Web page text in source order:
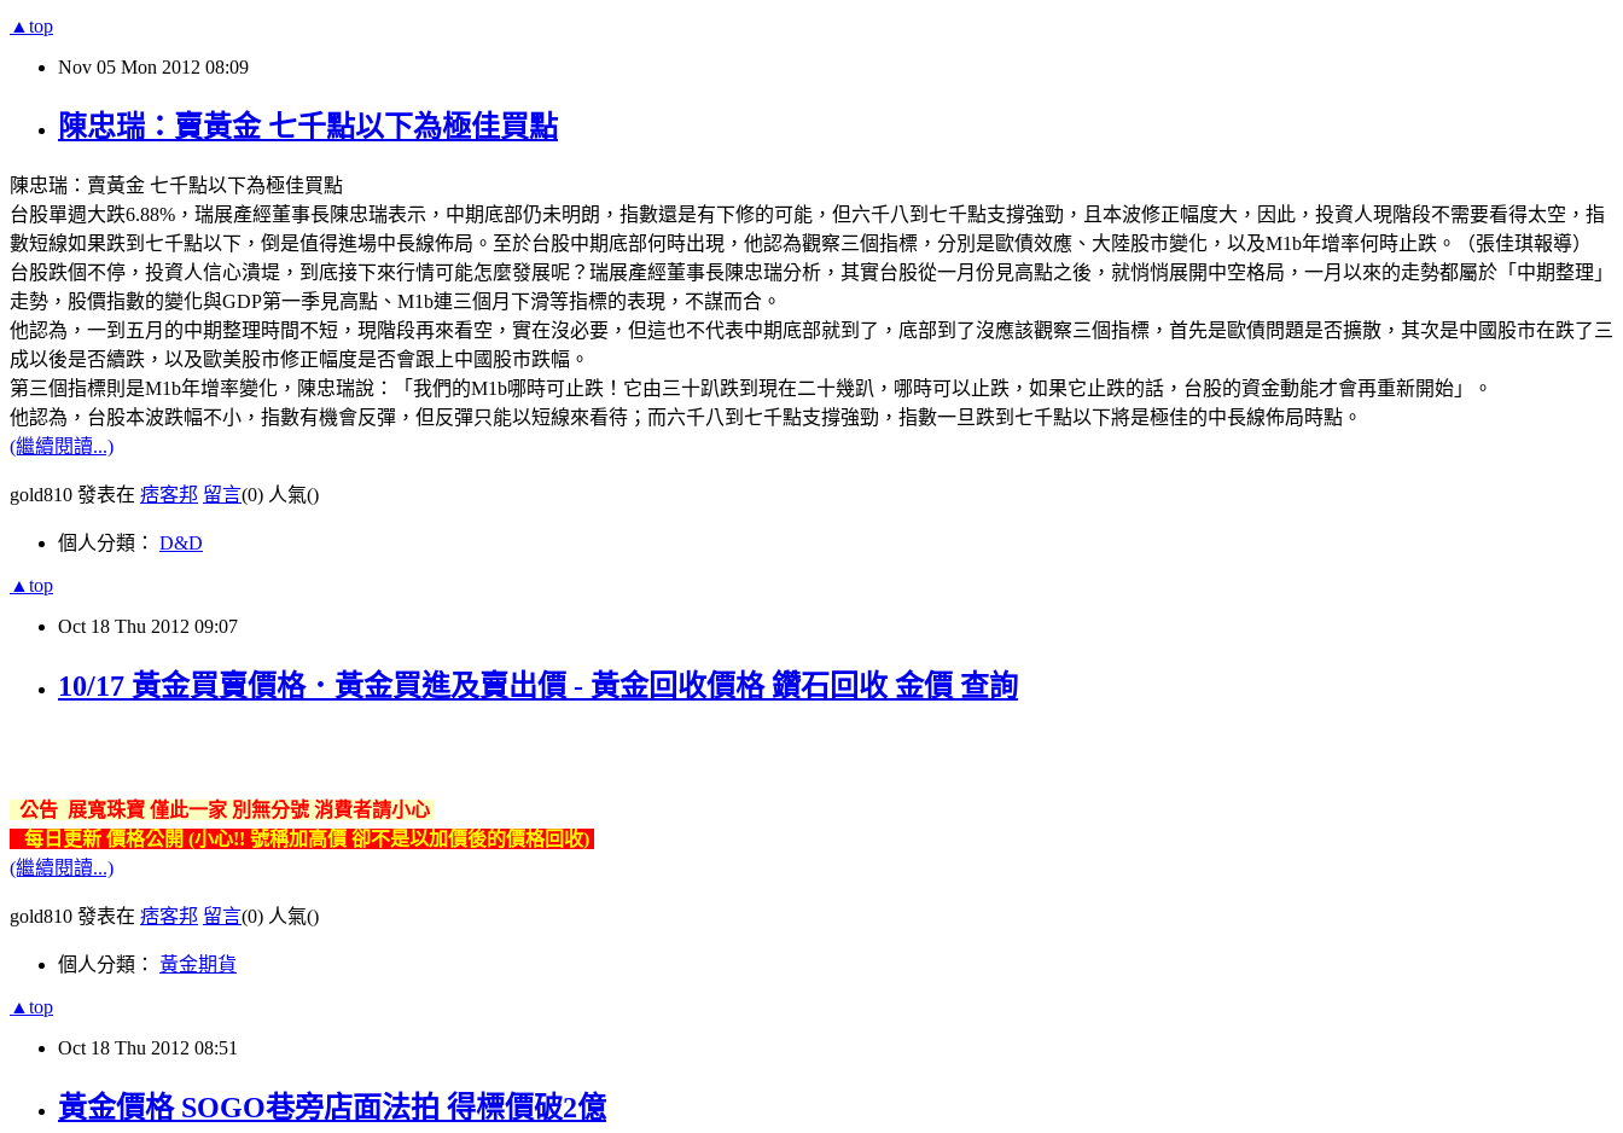
▲top
Nov 05 Mon 2012 08:09
陳忠瑞：賣黃金 七千點以下為極佳買點
陳忠瑞：賣黃金 七千點以下為極佳買點
台股單週大跌6.88%，瑞展產經董事長陳忠瑞表示，中期底部仍未明朗，指數還是有下修的可能，但六千八到七千點支撐強勁，且本波修正幅度大，因此，投資人現階段不需要看得太空，指
數短線如果跌到七千點以下，倒是值得進場中長線佈局。至於台股中期底部何時出現，他認為觀察三個指標，分別是歐債效應、大陸股市變化，以及M1b年增率何時止跌。（張佳琪報導）
台股跌個不停，投資人信心潰堤，到底接下來行情可能怎麼發展呢？瑞展產經董事長陳忠瑞分析，其實台股從一月份見高點之後，就悄悄展開中空格局，一月以來的走勢都屬於「中期整理」
走勢，股價指數的變化與GDP第一季見高點、M1b連三個月下滑等指標的表現，不謀而合。
他認為，一到五月的中期整理時間不短，現階段再來看空，實在沒必要，但這也不代表中期底部就到了，底部到了沒應該觀察三個指標，首先是歐債問題是否擴散，其次是中國股市在跌了三
成以後是否續跌，以及歐美股市修正幅度是否會跟上中國股市跌幅。
第三個指標則是M1b年增率變化，陳忠瑞說：「我們的M1b哪時可止跌！它由三十趴跌到現在二十幾趴，哪時可以止跌，如果它止跌的話，台股的資金動能才會再重新開始」。
他認為，台股本波跌幅不小，指數有機會反彈，但反彈只能以短線來看待；而六千八到七千點支撐強勁，指數一旦跌到七千點以下將是極佳的中長線佈局時點。
(繼續閱讀...)
gold810 發表在 痞客邦 留言(0) 人氣()
個人分類： D&D
▲top
Oct 18 Thu 2012 09:07
10/17 黃金買賣價格．黃金買進及賣出價 - 黃金回收價格 鑽石回收 金價 查詢
公告 展寬珠寶 僅此一家 別無分號 消費者請小心
每日更新 價格公開 (小心!! 號稱加高價 卻不是以加價後的價格回收)
(繼續閱讀...)
gold810 發表在 痞客邦 留言(0) 人氣()
個人分類： 黃金期貨
▲top
Oct 18 Thu 2012 08:51
黃金價格 SOGO巷旁店面法拍 得標價破2億